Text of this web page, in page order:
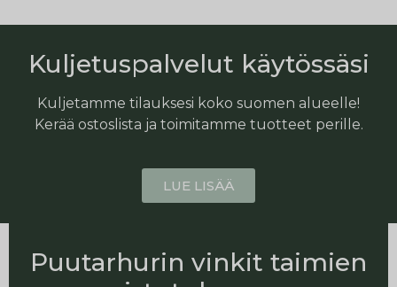
Kuljetuspalvelut käytössäsi
Kuljetamme tilauksesi koko suomen alueelle!
Kerää ostoslista ja toimitamme tuotteet perille.
LUE LISÄÄ
Puutarhurin vinkit taimien